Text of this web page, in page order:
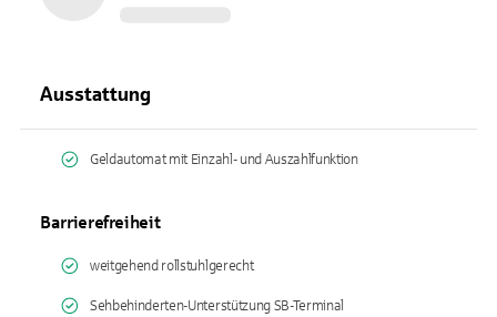
Ausstattung
Geldautomat mit Einzahl- und Auszahlfunktion
Barrierefreiheit
weitgehend rollstuhlgerecht
Sehbehinderten-Unterstützung SB-Terminal